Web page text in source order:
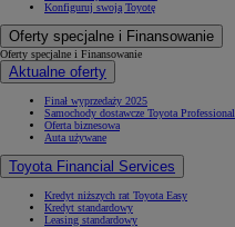
Konfiguruj swoją Toyotę
Oferty specjalne i Finansowanie
Oferty specjalne i Finansowanie
Aktualne oferty
Finał wyprzedaży 2025
Samochody dostawcze Toyota Professional
Oferta biznesowa
Auta używane
Toyota Financial Services
Kredyt niższych rat Toyota Easy
Kredyt standardowy
Leasing standardowy